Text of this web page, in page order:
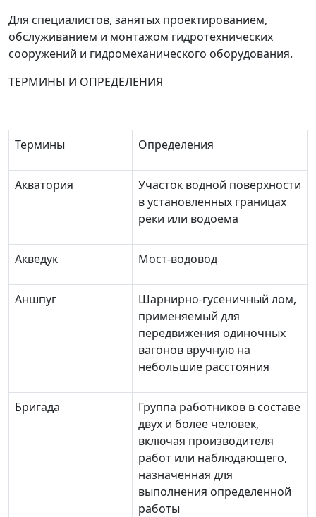
Для специалистов, занятых проектированием,
обслуживанием и монтажом гидротехнических
сооружений и гидромеханического оборудования.
ТЕРМИНЫ И ОПРЕДЕЛЕНИЯ
Термины Определения
Акватория
Участок водной поверхности
в установленных границах
реки или водоема
Акведук Мост-водовод
Аншпуг
Шарнирно-гусеничный лом,
применяемый для
передвижения одиночных
вагонов вручную на
небольшие расстояния
Бригада
Группа работников в составе
двух и более человек,
включая производителя
работ или наблюдающего,
назначенная для
выполнения определенной
работы